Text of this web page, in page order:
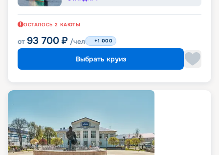
ОСТАЛОСЬ 2 КАЮТЫ
от 93 700 ₽ /чел +1 000
Выбрать круиз